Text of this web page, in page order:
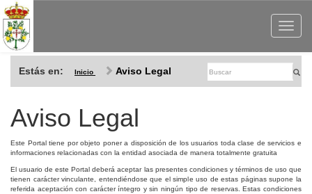
Toggle
Estás en: Inicio Aviso Legal
Aviso Legal
Este Portal tiene por objeto poner a disposición de los usuarios toda clase de servicios e
informaciones relacionadas con la entidad asociada de manera totalmente gratuita
El usuario de este Portal deberá aceptar las presentes condiciones y términos de uso que
tienen carácter vinculante, entendiéndose que el simple uso de estas páginas supone la
referida aceptación con carácter íntegro y sin ningún tipo de reservas. Estas condiciones